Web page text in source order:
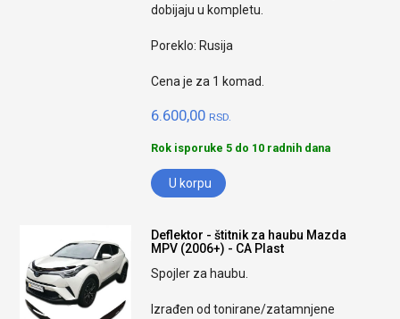
dobijaju u kompletu.
Poreklo: Rusija
Cena je za 1 komad.
6.600,00 RSD.
Rok isporuke 5 do 10 radnih dana
U korpu
Deflektor - štitnik za haubu Mazda
MPV (2006+) - CA Plast
Spojler za haubu.
Izrađen od tonirane/zatamnjene